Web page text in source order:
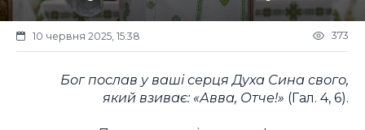
10 червня 2025, 15:38 373
Бог послав у ваші серця Духа Сина свого,
який взиває: «Авва, Отче!» (Гал. 4, 6).